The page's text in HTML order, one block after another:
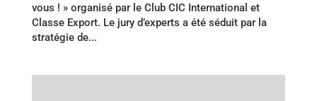
vous ! » organisé par le Club CIC International et
Classe Export. Le jury d’experts a été séduit par la
stratégie de...